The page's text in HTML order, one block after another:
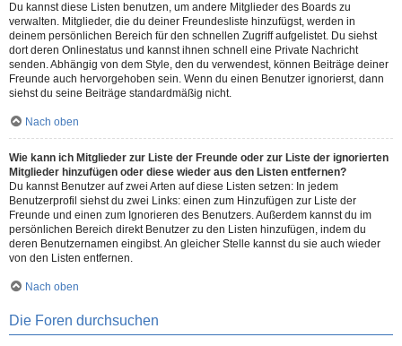
Du kannst diese Listen benutzen, um andere Mitglieder des Boards zu
verwalten. Mitglieder, die du deiner Freundesliste hinzufügst, werden in
deinem persönlichen Bereich für den schnellen Zugriff aufgelistet. Du siehst
dort deren Onlinestatus und kannst ihnen schnell eine Private Nachricht
senden. Abhängig von dem Style, den du verwendest, können Beiträge deiner
Freunde auch hervorgehoben sein. Wenn du einen Benutzer ignorierst, dann
siehst du seine Beiträge standardmäßig nicht.
Nach oben
Wie kann ich Mitglieder zur Liste der Freunde oder zur Liste der ignorierten
Mitglieder hinzufügen oder diese wieder aus den Listen entfernen?
Du kannst Benutzer auf zwei Arten auf diese Listen setzen: In jedem
Benutzerprofil siehst du zwei Links: einen zum Hinzufügen zur Liste der
Freunde und einen zum Ignorieren des Benutzers. Außerdem kannst du im
persönlichen Bereich direkt Benutzer zu den Listen hinzufügen, indem du
deren Benutzernamen eingibst. An gleicher Stelle kannst du sie auch wieder
von den Listen entfernen.
Nach oben
Die Foren durchsuchen